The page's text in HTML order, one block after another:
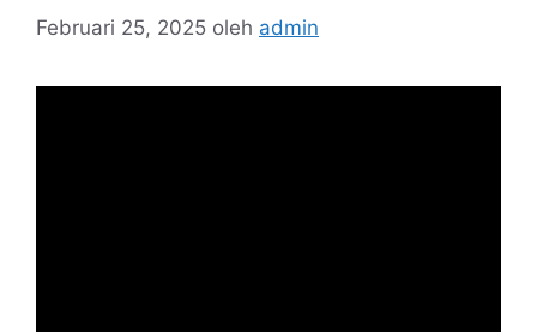
Februari 25, 2025 oleh admin